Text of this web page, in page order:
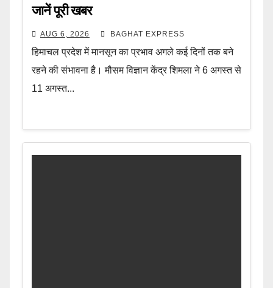
जानें पूरी खबर
AUG 6, 2026 BAGHAT EXPRESS
हिमाचल प्रदेश में मानसून का प्रभाव अगले कई दिनों तक बने
रहने की संभावना है। मौसम विज्ञान केंद्र शिमला ने 6 अगस्त से
11 अगस्त...